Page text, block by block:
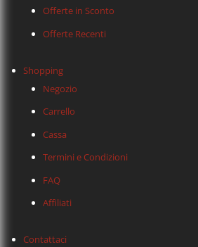
Offerte in Sconto
Offerte Recenti
Shopping
Negozio
Carrello
Cassa
Termini e Condizioni
FAQ
Affiliati
Contattaci